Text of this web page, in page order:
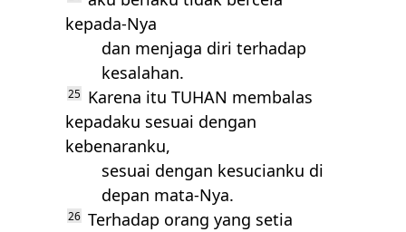
kepada-Nya
dan menjaga diri terhadap
kesalahan.
25 Karena itu TUHAN membalas
kepadaku sesuai dengan
kebenaranku,
sesuai dengan kesucianku di
depan mata-Nya.
26 Terhadap orang yang setia